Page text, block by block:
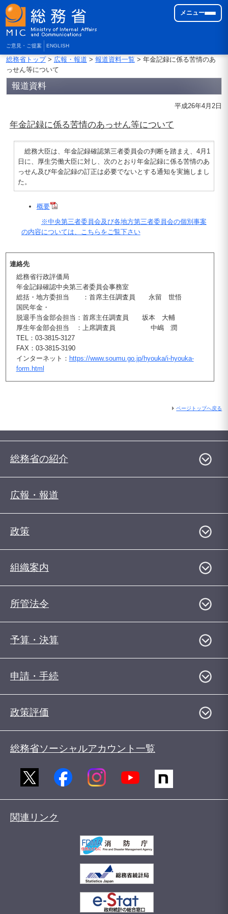
ご意見・ご提案 ENGLISH
メニュー
総務省トップ> 広報・報道 > 報道資料一覧> 年金記録に係る苦情のあ
っせん等について
報道資料
平成26年4月2日
年金記録に係る苦情のあっせん等について
総務大臣は、年金記録確認第三者委員会の判断を踏まえ、4月1
日に、厚生労働大臣に対し、次のとおり年金記録に係る苦情のあ
っせん及び年金記録の訂正は必要でないとする通知を実施しまし
た。
概要
※中央第三者委員会及び各地方第三者委員会の個別事案
の内容については、こちらをご覧下さい
連絡先
総務省行政評価局
年金記録確認中央第三者委員会事務室
総括・地方委担当 ：首席主任調査員 永留 世悟
国民年金・
脱退手当金部会担当：首席主任調査員 坂本 大輔
厚生年金部会担当 ：上席調査員 中嶋 潤
TEL：03-3815-3127
FAX：03-3815-3190
インターネット： https://www.soumu.go.jp/hyouka/i-hyouka-
form.html
ページトップへ戻る
総務省の紹介
広報・報道
政策
組織案内
所管法令
予算・決算
申請・手続
政策評価
総務省ソーシャルアカウント一覧
関連リンク